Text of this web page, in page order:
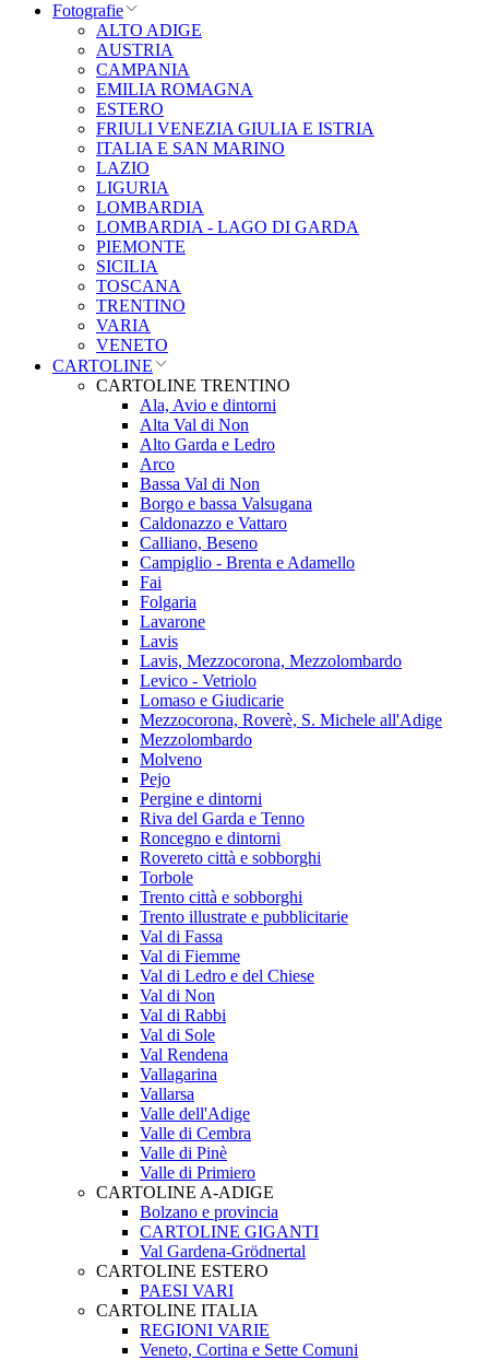
Fotografie
ALTO ADIGE
AUSTRIA
CAMPANIA
EMILIA ROMAGNA
ESTERO
FRIULI VENEZIA GIULIA E ISTRIA
ITALIA E SAN MARINO
LAZIO
LIGURIA
LOMBARDIA
LOMBARDIA - LAGO DI GARDA
PIEMONTE
SICILIA
TOSCANA
TRENTINO
VARIA
VENETO
CARTOLINE
CARTOLINE TRENTINO
Ala, Avio e dintorni
Alta Val di Non
Alto Garda e Ledro
Arco
Bassa Val di Non
Borgo e bassa Valsugana
Caldonazzo e Vattaro
Calliano, Beseno
Campiglio - Brenta e Adamello
Fai
Folgaria
Lavarone
Lavis
Lavis, Mezzocorona, Mezzolombardo
Levico - Vetriolo
Lomaso e Giudicarie
Mezzocorona, Roverè, S. Michele all'Adige
Mezzolombardo
Molveno
Pejo
Pergine e dintorni
Riva del Garda e Tenno
Roncegno e dintorni
Rovereto città e sobborghi
Torbole
Trento città e sobborghi
Trento illustrate e pubblicitarie
Val di Fassa
Val di Fiemme
Val di Ledro e del Chiese
Val di Non
Val di Rabbi
Val di Sole
Val Rendena
Vallagarina
Vallarsa
Valle dell'Adige
Valle di Cembra
Valle di Pinè
Valle di Primiero
CARTOLINE A-ADIGE
Bolzano e provincia
CARTOLINE GIGANTI
Val Gardena-Grödnertal
CARTOLINE ESTERO
PAESI VARI
CARTOLINE ITALIA
REGIONI VARIE
Veneto, Cortina e Sette Comuni